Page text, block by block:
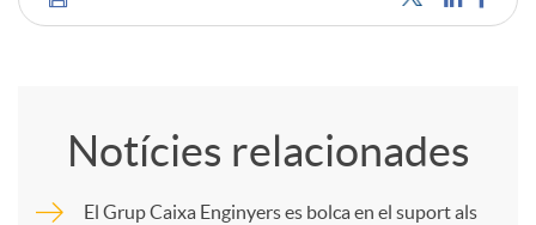
C
Notícies relacionades
El Grup Caixa Enginyers es bolca en el suport als